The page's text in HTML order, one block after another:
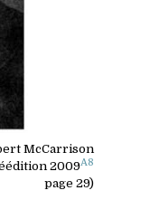
McCarrison
2009A8
page 29)